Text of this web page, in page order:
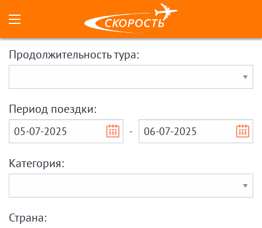
Продолжительность тура:
Период поездки:
-
Категория:
Страна: